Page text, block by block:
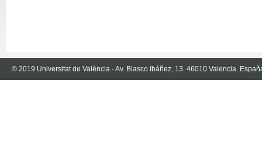
© 2019 Universitat de València - Av. Blasco Ibáñez, 13. 46010 Valencia.